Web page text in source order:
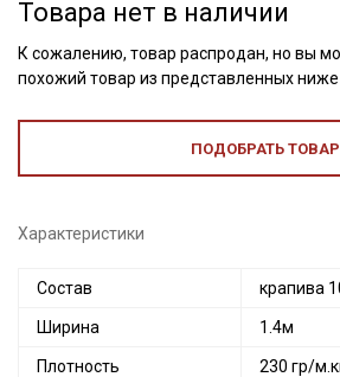
Товара нет в наличии
К сожалению, товар распродан, но вы
похожий товар из представленных ниже
ПОДОБРАТЬ ТОВАР
Характеристики
Состав крапива
Ширина 1.4м
Плотность 230 гр/